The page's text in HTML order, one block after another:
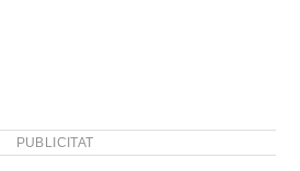
PUBLICITAT